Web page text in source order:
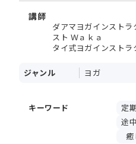
講師
ダアマヨガインストラ
スト Ｗａｋａ
タイ式ヨガインストラ
ジャンル ヨガ
キーワード 定
途
癒